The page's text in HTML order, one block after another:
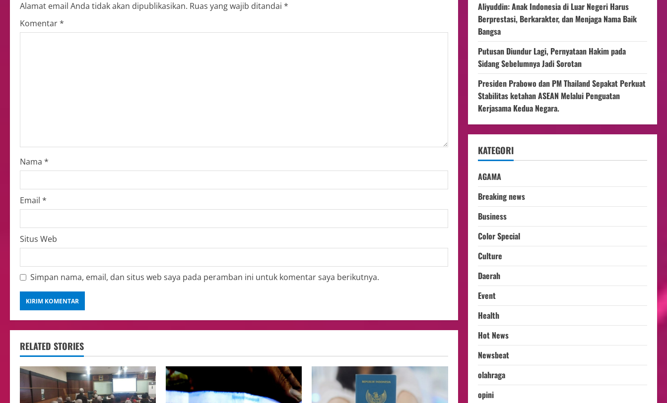
Alamat email Anda tidak akan dipublikasikan. Ruas yang wajib ditandai *
Komentar*
Nama *
Email *
Situs Web
Simpan nama, email, dan situs web saya pada peramban ini untuk komentar saya berikutnya.
RELATED STORIES
Aliyuddin: Anak Indonesia di Luar Negeri Harus
Berprestasi, Berkarakter, dan Menjaga Nama Baik
Bangsa
Putusan Diundur Lagi, Pernyataan Hakim pada
Sidang Sebelumnya Jadi Sorotan
Presiden Prabowo dan PM Thailand Sepakat Perkuat
Stabilitas ketahan ASEAN Melalui Penguatan
Kerjasama Kedua Negara.
KATEGORI
AGAMA
Breaking news
Business
Color Special
Culture
Daerah
Event
Health
Hot News
Newsbeat
olahraga
opini